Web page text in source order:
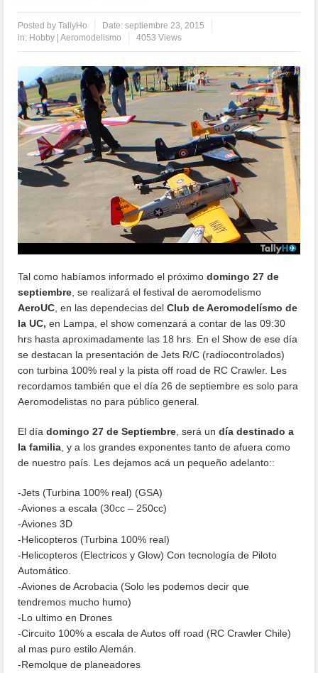
Posted byTallyHo Date:septiembre 23, 2015
in: Hobby | Aeromodelismo 4053 Views
Tal como habíamos informado el próximodomingo 27 de
septiembre , se realizará el festival de aeromodelismo
AeroUC , en las dependecias delClub de Aeromodelísmo de
la UC, en Lampa, el show comenzará a contar de las 09:30
hrs hasta aproximadamente las 18 hrs. En el Show de ese día
se destacan la presentación de Jets R/C (radiocontrolados)
con turbina 100% real y la pista off road de RC Crawler. Les
recordamos también que el día 26 de septiembre es solo para
Aeromodelistas no para público general.
El díadomingo 27 de Septiembre , será un día destinado a
la familia , y a los grandes exponentes tanto de afuera como
de nuestro país. Les dejamos acá un pequeño adelanto::
-Jets (Turbina 100% real) (GSA)
-Aviones a escala (30cc – 250cc)
-Aviones 3D
-Helicopteros (Turbina 100% real)
-Helicopteros (Electricos y Glow) Con tecnología de Piloto
Automático.
-Aviones de Acrobacia (Solo les podemos decir que
tendremos mucho humo)
-Lo ultimo en Drones
-Circuito 100% a escala de Autos off road (RC Crawler Chile)
al mas puro estilo Alemán.
-Remolque de planeadores